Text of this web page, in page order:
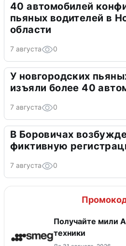
40 автомобилей
пьяных водителей в
области
7 августа 0
У новгородских
изъяли более 40
7 августа 0
В Боровичах
фиктивную
7 августа 0
Получайте мили
техники